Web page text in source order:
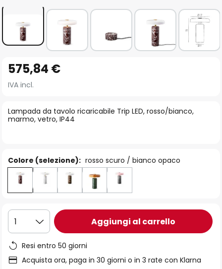
all'inizio
della
immagini
Lampada da tavolo ricaricabile Trip LED, rosso/bianco,
marmo, vetro, IP44
575,84 €
IVA incl.
Colore (selezione): rosso scuro / bianco opaco
1 Aggiungi al carrello
Resi entro 50 giorni
Acquista ora, paga in 30 giorni o in 3 rate con Klarna